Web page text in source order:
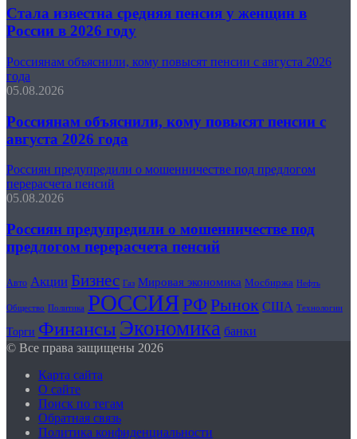
Стала известна средняя пенсия у женщин в
России в 2026 году
Россиянам объяснили, кому повысят пенсии с августа 2026
года
05.08.2026
Россиянам объяснили, кому повысят пенсии с
августа 2026 года
Россиян предупредили о мошенничестве под предлогом
перерасчета пенсий
05.08.2026
Россиян предупредили о мошенничестве под
предлогом перерасчета пенсий
Авто Акции Бизнес Газ Мировая экономика Мосбиржа Нефть
Общество Политика РОССИЯРФРынок США Технологии
Торги Финансы Экономика банки
© Все права защищены 2026
Карта сайта
О сайте
Поиск по тегам
Обратная связь
Политика конфиденциальности